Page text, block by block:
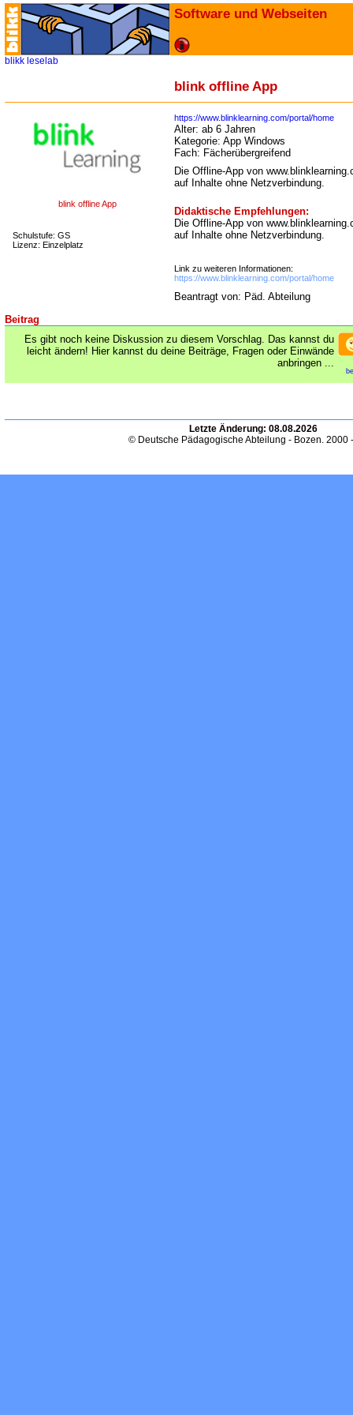
Software und Webseiten
blikk leselab
blink offline App
blink offline App
Schulstufe: GS
Lizenz: Einzelplatz
https://www.blinklearning.com/portal/home
Alter: ab 6 Jahren
Kategorie: App Windows
Fach: Fächerübergreifend
Die Offline-App von
auf Inhalte ohne Netzverbindung.
Didaktische Empfehlungen:
Die Offline-App von
auf Inhalte ohne Netzverbindung.
Link zu weiteren Informationen:
https://www.blinklearning.com/portal/home
Beantragt von: Päd. Abteilung
Beitrag
Es gibt noch keine Diskussion zu diesem Vorschlag. Das kannst du
leicht ändern! Hier kannst du deine Beiträge, Fragen oder Einwände
anbringen ...
Letzte Änderung: 08.08.2026
© Deutsche Pädagogische Abteilung - Bozen. 2000